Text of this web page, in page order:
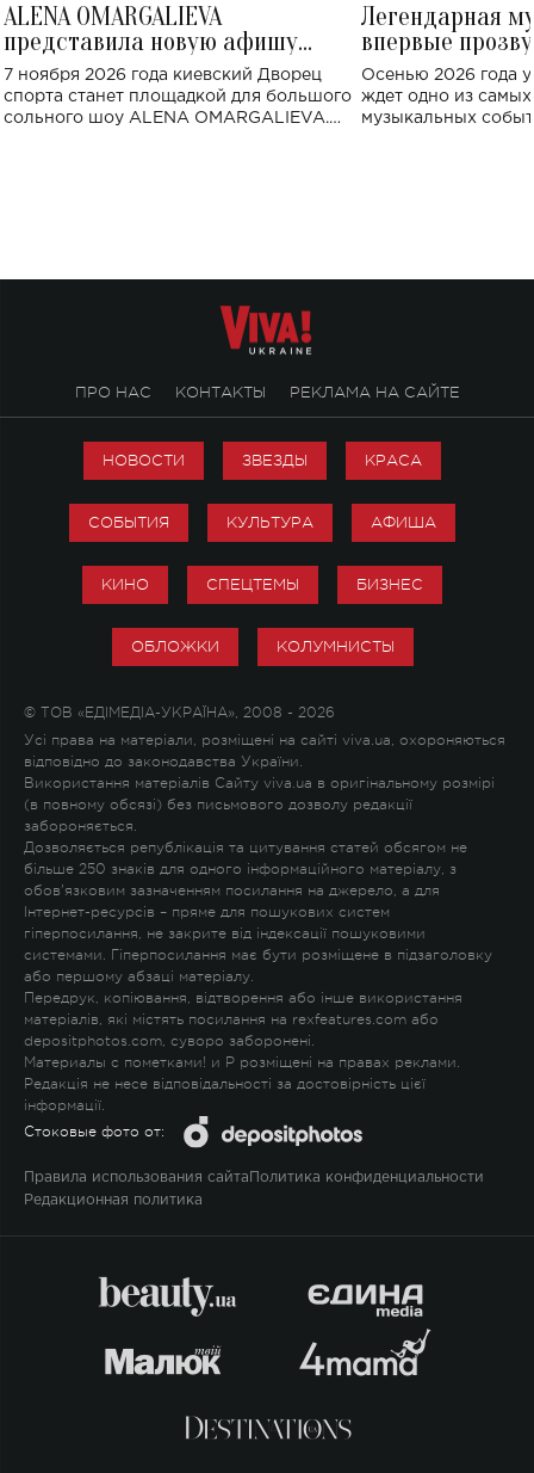
ALENA OMARGALIEVA
представила новую афишу
большого концерта во Дворце
спорта
7 ноября 2026 года киевский Дворец
спорта станет площадкой для большого
сольного шоу ALENA OMARGALIEVA.
Легендарная
впервые
Украине: где
Осенью 2026 года
ждет одно из
музыкальных
ПРО НАС КОНТАКТЫ РЕКЛАМА НА САЙТЕ
НОВОСТИ ЗВЕЗДЫ КРАСА
СОБЫТИЯ КУЛЬТУРА АФИША
КИНО СПЕЦТЕМЫ БИЗНЕС
ОБЛОЖКИ КОЛУМНИСТЫ
© ТОВ «ЕДІМЕДІА-УКРАЇНА», 2008 - 2026
Усі права на матеріали, розміщені на сайті viva.ua, охороняються
відповідно до законодавства України.
Використання матеріалів Сайту viva.ua в оригінальному розмірі
(в повному обсязі) без письмового дозволу редакції
забороняється.
Дозволяється републікація та цитування статей обсягом не
більше 250 знаків для одного інформаційного матеріалу, з
обов'язковим зазначенням посилання на джерело, а для
Інтернет-ресурсів – пряме для пошукових систем
гіперпосилання, не закрите від індексації пошуковими
системами. Гіперпосилання має бути розміщене в підзаголовку
або першому абзаці матеріалу.
Передрук, копіювання, відтворення або інше використання
матеріалів, які містять посилання на rexfeatures.com або
depositphotos.com, суворо заборонені.
Материалы с пометками! и P розміщені на правах реклами.
Редакція не несе відповідальності за достовірність цієї
інформації.
Стоковые фото от:
Правила использования сайта Политика конфиденциальности
Редакционная политика